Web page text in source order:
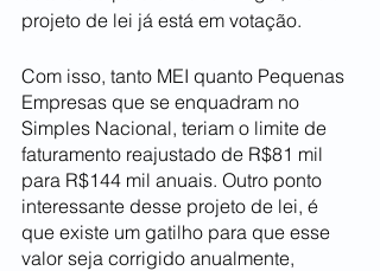
projeto de lei já está em votação.
Com isso, tanto MEI quanto Pequenas
Empresas que se enquadram no
Simples Nacional, teriam o limite de
faturamento reajustado de R$81 mil
para R$144 mil anuais. Outro ponto
interessante desse projeto de lei, é
que existe um gatilho para que esse
valor seja corrigido anualmente,